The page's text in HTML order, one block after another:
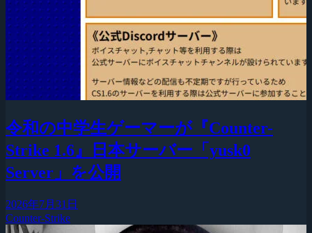
令和の中学生ゲーマーが『Counter-
Strike 1.6』日本サーバー「yusk0
Server」を公開
2026年7月31日
Counter-Strike